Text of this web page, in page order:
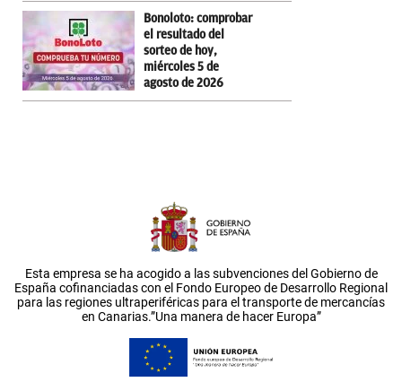
Bonoloto: comprobar
el resultado del
sorteo de hoy,
miércoles 5 de
agosto de 2026
Esta empresa se ha acogido a las subvenciones del Gobierno de
España cofinanciadas con el Fondo Europeo de Desarrollo Regional
para las regiones ultraperiféricas para el transporte de mercancías
en Canarias.”Una manera de hacer Europa”